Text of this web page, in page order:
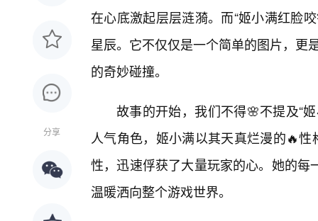
分享
在心底激起层层涟漪。而“姬小满红脸
星辰。它不仅仅是一个简单的图片，更
的奇妙碰撞。
故事的开始，我们不得🌸不提及“
人气角色，姬小满以其天真烂漫的🔥
性，迅速俘获了大量玩家的心。她的
温暖洒向整个游戏世界。